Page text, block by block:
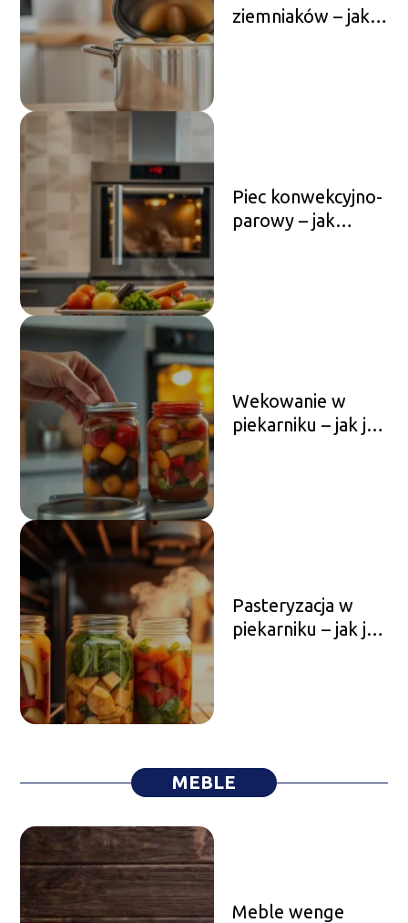
ziemniaków – jak
Piec konwekcyjno-
parowy – jak
Wekowanie w
piekarniku – jak je
Pasteryzacja w
piekarniku – jak ją
MEBLE
Meble wenge